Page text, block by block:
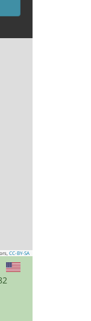
CC-BY-SA